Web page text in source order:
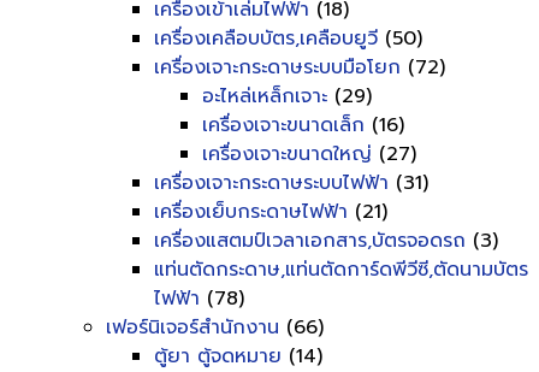
เครื่องเข้าเล่มไฟฟ้า (18)
เครื่องเคลือบบัตร,เคลือบยูวี (50)
เครื่องเจาะกระดาษระบบมือโยก (72)
อะไหล่เหล็กเจาะ (29)
เครื่องเจาะขนาดเล็ก (16)
เครื่องเจาะขนาดใหญ่ (27)
เครื่องเจาะกระดาษระบบไฟฟ้า (31)
เครื่องเย็บกระดาษไฟฟ้า (21)
เครื่องแสตมป์เวลาเอกสาร,บัตรจอดรถ (3)
แท่นตัดกระดาษ,แท่นตัดการ์ดพีวีซี,ตัดนามบัตร
ไฟฟ้า (78)
เฟอร์นิเจอร์สำนักงาน (66)
ตู้ยา ตู้จดหมาย (14)